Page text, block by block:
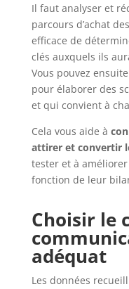
Il faut analyser et
parcours d’achat
efficace de
clés auxquels ils
Vous pouvez
pour élaborer des
et qui convient à
Cela vous aide à
attirer et convertir
tester et à
fonction de leur
Choisir le
adéquat
Les données